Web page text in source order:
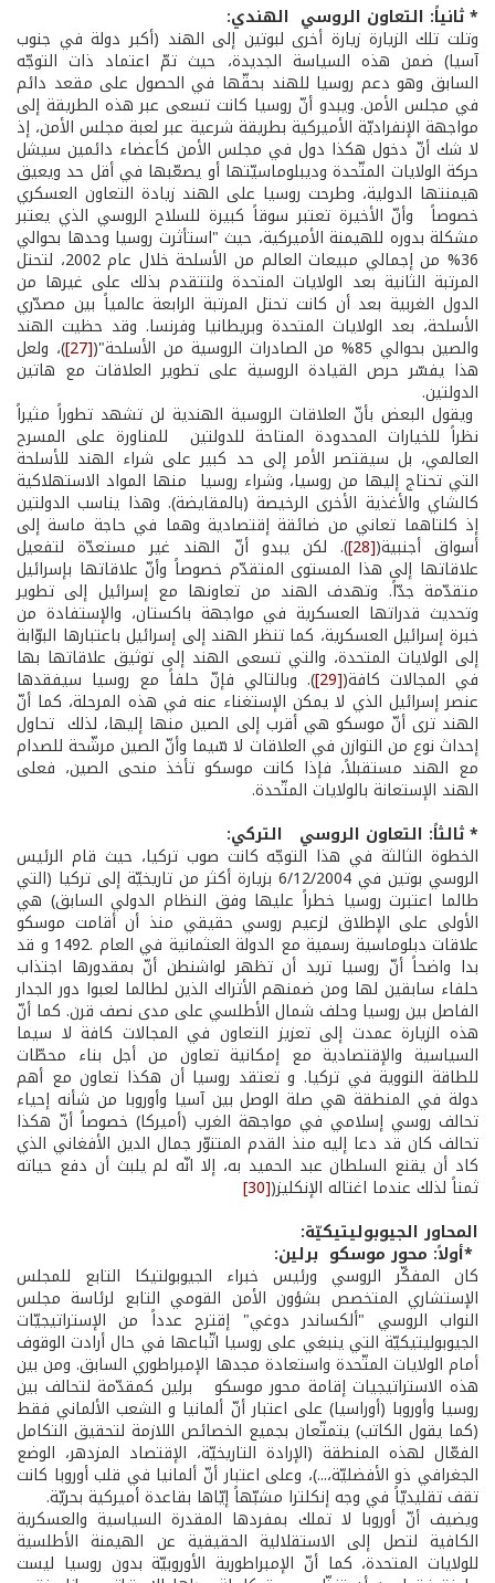
* ثانياً: التعاون الروسي ­ الهندي:
وتلت تلك الزيارة زيارة أخرى لبوتين إلى الهند (أكبر دولة في جنوب
آسيا) ضمن هذه السياسة الجديدة، حيث تمّ اعتماد ذات التوجّه
السابق وهو دعم روسيا للهند بحقّها في الحصول على مقعد دائم
في مجلس الأمن. ويبدو أنّ روسيا كانت تسعى عبر هذه الطريقة إلى
مواجهة الإنفراديّة الأميركية بطريقة شرعية عبر لعبة مجلس الأمن، إذ
لا شك أنّ دخول هكذا دول في مجلس الأمن كأعضاء دائمين سيشل
حركة الولايات المتّحدة وديبلوماسيّتها أو يصعّبها في أقل حد ويعيق
هيمنتها الدولية، وطرحت روسيا على الهند زيادة التعاون العسكري
خصوصاً وأنّ الأخيرة تعتبر سوقاً كبيرة للسلاح الروسي الذي يعتبر
مشكلة بدوره للهيمنة الأميركية، حيث "استأثرت روسيا وحدها بحوالي
36% من إجمالي مبيعات العالم من الأسلحة خلال عام 2002، لتحتل
المرتبة الثانية بعد الولايات المتحدة ولتتقدم بذلك على غيرها من
الدول الغربية بعد أن كانت تحتل المرتبة الرابعة عالمياً بين مصدّري
الأسلحة، بعد الولايات المتحدة وبريطانيا وفرنسا. وقد حظيت الهند
والصين بحوالي 85% من الصادرات الروسية من الأسلحة"( [27] )، ولعل
هذا يفسّر حرص القيادة الروسية على تطوير العلاقات مع هاتين
الدولتين.
ويقول البعض بأنّ العلاقات الروسية الهندية لن تشهد تطوراً مثيراً
نظراً للخيارات المحدودة المتاحة للدولتين للمناورة على المسرح
العالمي، بل سيقتصر الأمر إلى حد كبير على شراء الهند للأسلحة
التي تحتاج إليها من روسيا، وشراء روسيا منها المواد الاستهلاكية
كالشاي والأغذية الأخرى الرخيصة (بالمقايضة). وهذا يناسب الدولتين
إذ كلتاهما تعاني من ضائقة إقتصادية وهما في حاجة ماسة إلى
أسواق أجنبية([28] ). لكن يبدو أنّ الهند غير مستعدّة لتفعيل
علاقاتها إلى هذا المستوى المتقدّم خصوصاً وأنّ علاقاتها بإسرائيل
متقدّمة جدّاً. وتهدف الهند من تعاونها مع إسرائيل إلى تطوير
وتحديث قدراتها العسكرية في مواجهة باكستان، والإستفادة من
خبرة إسرائيل العسكرية، كما تنظر الهند إلى إسرائيل باعتبارها البوّابة
إلى الولايات المتحدة، والتي تسعى الهند إلى توثيق علاقاتها بها
في المجالات كافة([29] ). وبالتالي فإنّ حلفاً مع روسيا سيفقدها
عنصر إسرائيل الذي لا يمكن الإستغناء عنه في هذه المرحلة، كما أنّ
الهند ترى أنّ موسكو هي أقرب إلى الصين منها إليها، لذلك تحاول
إحداث نوع من التوازن في العلاقات لا سّيما وأنّ الصين مرشّحة للصدام
مع الهند مستقبلاً، فإذا كانت موسكو تأخذ منحى الصين، فعلى
الهند الإستعانة بالولايات المتّحدة.
* ثالثاً: التعاون الروسي ­ التركي:
الخطوة الثالثة في هذا التوجّه كانت صوب تركيا، حيث قام الرئيس
الروسي بوتين في 6/12/2004 بزيارة أكثر من تاريخيّة إلى تركيا (التي
طالما اعتبرت روسيا خطراً عليها وفق النظام الدولي السابق) هي
الأولى على الإطلاق لزعيم روسي حقيقي منذ أن أقامت موسكو
علاقات دبلوماسية رسمية مع الدولة العثمانية في العام .1492 و قد
بدا واضحاً أنّ روسيا تريد أن تظهر لواشنطن أنّ بمقدورها اجتذاب
حلفاء سابقين لها ومن ضمنهم الأتراك الذين لطالما لعبوا دور الجدار
الفاصل بين روسيا وحلف شمال الأطلسي على مدى نصف قرن. كما أنّ
هذه الزيارة عمدت إلى تعزيز التعاون في المجالات كافة لا سيما
السياسية والإقتصادية مع إمكانية تعاون من أجل بناء محطّات
للطاقة النووية في تركيا. و تعتقد روسيا أن هكذا تعاون مع أهم
دولة في المنطقة هي صلة الوصل بين آسيا وأوروبا من شأنه إحياء
تحالف روسي­ إسلامي في مواجهة الغرب (أميركا) خصوصاً أنّ هكذا
تحالف كان قد دعا إليه منذ القدم المتنوّر جمال الدين الأفغاني الذي
كاد أن يقنع السلطان عبد الحميد به، إلا انّه لم يلبث أن دفع حياته
ثمناً لذلك عندما اغتاله الإنكليز([30]
المحاور الجيوبوليتيكيّة:
*أولاً: محور موسكو ­ برلين:
كان المفكّر الروسي ورئيس خبراء الجيوبولتيكا التابع للمجلس
الإستشاري المتخصص بشؤون الأمن القومي التابع لرئاسة مجلس
النواب الروسي "ألكساندر دوغي" إقترح عدداً من الإستراتيجيّات
الجيوبوليتيكيّة التي ينبغي على روسيا اتّباعها في حال أرادت الوقوف
أمام الولايات المتّحدة واستعادة مجدها الإمبراطوري السابق. ومن بين
هذه الاستراتيجيات إقامة محور موسكو ­ برلين كمقدّمة لتحالف بين
روسيا وأوروبا (أوراسيا) على اعتبار أنّ ألمانيا و الشعب الألماني فقط
(كما يقول الكاتب) يتمتّعان بجميع الخصائص اللازمة لتحقيق التكامل
الفعّال لهذه المنطقة (الإرادة التاريخيّة، الإقتصاد المزدهر، الوضع
الجغرافي ذو الأفضليّة،...)، وعلى اعتبار أنّ ألمانيا في قلب أوروبا كانت
تقف تقليديّاً في وجه إنكلترا مشبّهاً إيّاها بقاعدة أميركية بحريّة.
ويضيف أنّ أوروبا لا تملك بمفردها المقدرة السياسية والعسكرية
الكافية لتصل إلى الاستقلالية الحقيقية عن الهيمنة الأطلسية
للولايات المتحدة، كما أنّ الإمبراطورية الأوروبيّة بدون روسيا ليست